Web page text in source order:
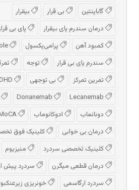
گاباپنتین
بی قرار
بیقرار
درمان سندرم پای بیقرار
پای بی
کمبود آهن
پرامی‌پکسول
سندرم پای بی قرار
توجه
تمرین تمرکز
بی توجهی
دونانماب
ادوكانوماب
درمان بی خوابی
کلینیک فوق
کلینیک تخصصی سردرد
منیزیوم
درمان قطعی میگرن
سردرد پیش‌
سردرد ارگاسمی
خونریزی